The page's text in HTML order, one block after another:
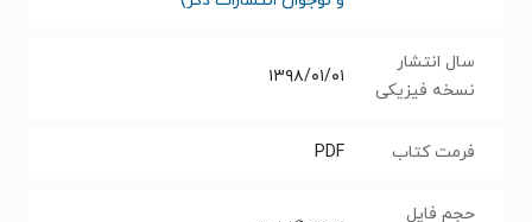
سال انتشار
نسخه فیزیکی
۱۳۹۸/۰۱/۰۱
فرمت کتاب PDF
حجم فایل